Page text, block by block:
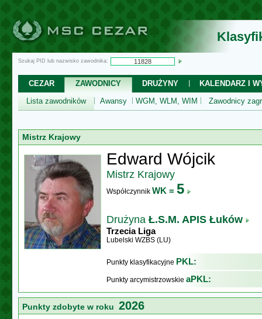
Szukaj PID lub nazwisko zawodnika:
CEZAR ZAWODNICY DRUŻYNY
KALENDARZ I
Lista zawodników
Awansy WGM, WLM, WIM Zawodnicy
Mistrz Krajowy
Edward Wójcik
Mistrz Krajowy
Współczynnik WK = 5
Drużyna Ł.S.M. APIS Łuków
Trzecia Liga
Lubelski WZBS (LU)
Punkty klasyfikacyjne PKL:
Punkty arcymistrzowskie aPKL:
Punkty zdobyte w roku 2026